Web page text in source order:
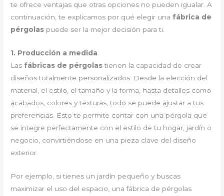
te ofrece ventajas que otras opciones no pueden igualar. A
continuación, te explicamos por qué elegir una fábrica de
pérgolas puede ser la mejor decisión para ti.
1. Producción a medida
Las fábricas de pérgolastienen la capacidad de crear
diseños totalmente personalizados. Desde la elección del
material, el estilo, el tamaño y la forma, hasta detalles como
acabados, colores y texturas, todo se puede ajustar a tus
preferencias. Esto te permite contar con una pérgola que
se integre perfectamente con el estilo de tu hogar, jardín o
negocio, convirtiéndose en una pieza clave del diseño
exterior.
Por ejemplo, si tienes un jardín pequeño y buscas
maximizar el uso del espacio, una fábrica de pérgolas